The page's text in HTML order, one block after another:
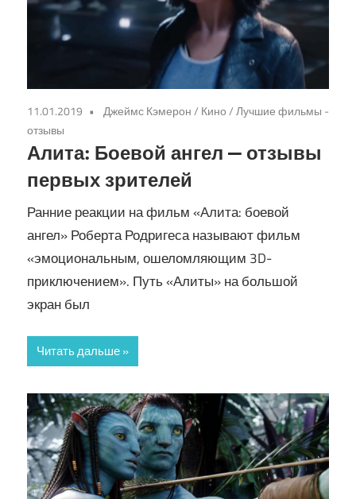
11.01.2019 Джеймс Кэмерон/ Кино/Лучшие фильмы -
отзывы
Алита: Боевой ангел — отзывы
первых зрителей
Ранние реакции на фильм «Алита: боевой
ангел» Роберта Родригеса называют фильм
«эмоциональным, ошеломляющим 3D-
приключением». Путь «Алиты» на большой
экран был
Читать дальше